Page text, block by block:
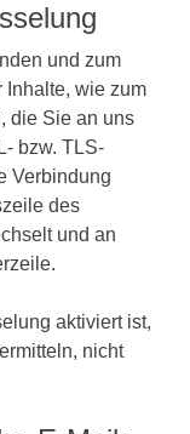
und zum
Inhalte, wie zum
die Sie an uns
bzw. TLS-
Verbindung
des
und an
aktiviert ist,
nicht